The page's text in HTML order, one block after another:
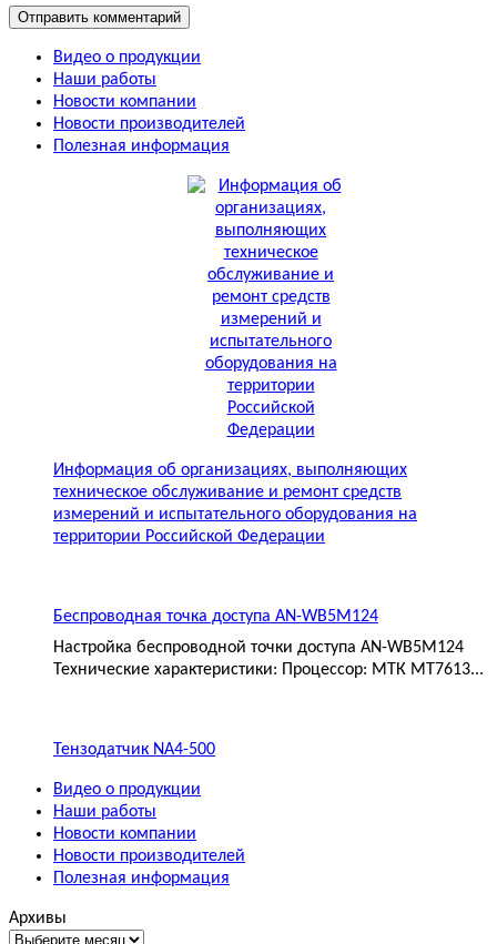
Видео о продукции
Наши работы
Новости компании
Новости производителей
Полезная информация
Информация об организациях, выполняющих
техническое обслуживание и ремонт средств
измерений и испытательного оборудования на
территории Российской Федерации
Беспроводная точка доступа AN-WB5M124
Настройка беспроводной точки доступа AN-WB5M124
Технические характеристики: Процессор: МТК MT7613...
Тензодатчик NA4-500
Видео о продукции
Наши работы
Новости компании
Новости производителей
Полезная информация
Архивы